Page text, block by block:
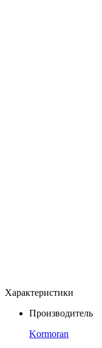
Характеристики
Производитель
Kormoran